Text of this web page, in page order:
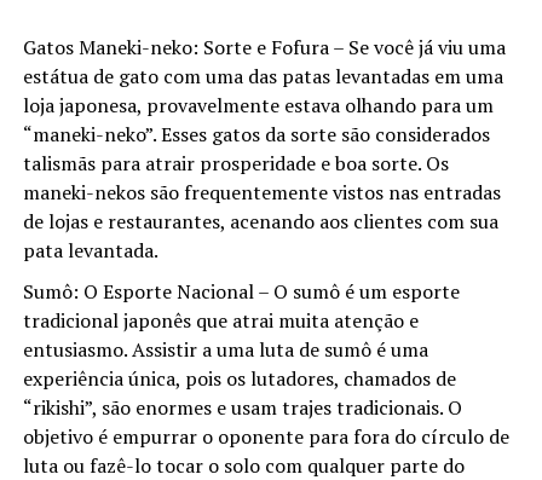
Gatos Maneki-neko: Sorte e Fofura – Se você já viu uma
estátua de gato com uma das patas levantadas em uma
loja japonesa, provavelmente estava olhando para um
“maneki-neko”. Esses gatos da sorte são considerados
talismãs para atrair prosperidade e boa sorte. Os
maneki-nekos são frequentemente vistos nas entradas
de lojas e restaurantes, acenando aos clientes com sua
pata levantada.
Sumô: O Esporte Nacional – O sumô é um esporte
tradicional japonês que atrai muita atenção e
entusiasmo. Assistir a uma luta de sumô é uma
experiência única, pois os lutadores, chamados de
“rikishi”, são enormes e usam trajes tradicionais. O
objetivo é empurrar o oponente para fora do círculo de
luta ou fazê-lo tocar o solo com qualquer parte do